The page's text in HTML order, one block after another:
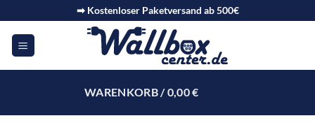
➡ Kostenloser Paketversand ab 500€
WARENKORB /0,00€